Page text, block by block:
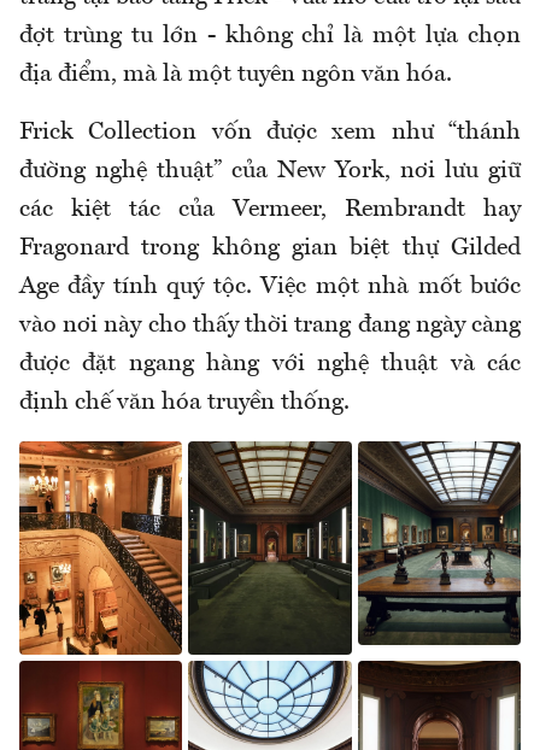
đợt trùng tu lớn - không chỉ là một lựa chọn
địa điểm, mà là một tuyên ngôn văn hóa.
Frick Collection vốn được xem như “thánh
đường nghệ thuật” của New York, nơi lưu giữ
các kiệt tác của Vermeer, Rembrandt hay
Fragonard trong không gian biệt thự Gilded
Age đầy tính quý tộc. Việc một nhà mốt bước
vào nơi này cho thấy thời trang đang ngày càng
được đặt ngang hàng với nghệ thuật và các
định chế văn hóa truyền thống.